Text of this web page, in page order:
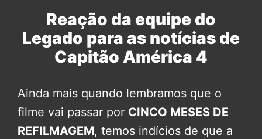
Reação da equipe do
Legado para as notícias de
Capitão América 4
Ainda mais quando lembramos que o
filme vai passar por CINCO MESES DE
REFILMAGEM, temos indícios de que a